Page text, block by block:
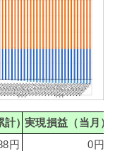
計）実現損益（当月）
円
0円